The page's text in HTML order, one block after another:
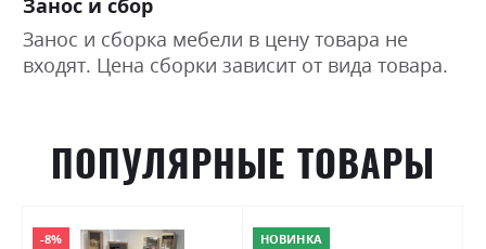
Занос и сборка мебели в цену товара не
входят. Цена сборки зависит от вида товара.
ПОПУЛЯРНЫЕ ТОВАРЫ
-8% НОВИНКА